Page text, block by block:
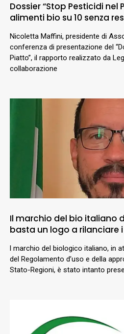
Dossier “Stop Pesticidi nel
alimenti bio su 10 senza
Nicoletta Maffini, presidente di
conferenza di presentazione del
Piatto”, il rapporto realizzato da
collaborazione
Il marchio del bio italiano
basta un logo a rilanciare
l marchio del biologico italiano, in
del Regolamento d’uso e della
Stato-Regioni, è stato intanto